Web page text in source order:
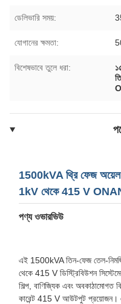
ডেলিভারি সময়:
যোগানের ক্ষমতা:
বিশেষভাবে তুলে ধরা:
1500kVA থ্রি ফেজ অয়েল
1kV থেকে 415 V ONAN
পণ্য ওভারভিউ
এই 1500kVA তিন-ফেজ তেল-
থেকে 415 V ডিস্ট্রিবিউশন
শিল্প, বাণিজ্যিক এবং অবকাঠামোগত
কারেন্ট 415 V আউটপুট প্রয়োজন।